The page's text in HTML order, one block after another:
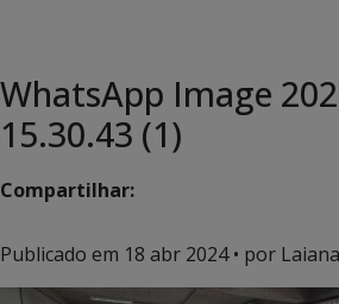
WhatsApp Image
15.30.43 (1)
Compartilhar:
Publicado em 18 abr 2024• por